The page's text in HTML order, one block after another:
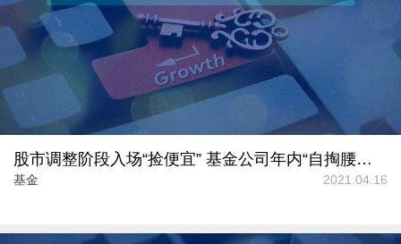
股市调整阶段入场“捡便宜” 基金公司年内“自掏腰包”11亿元
基金 2021.04.16